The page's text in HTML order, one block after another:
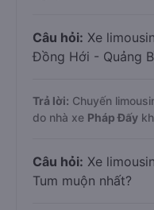
Câu hỏi: Xe
Đồng Hới - Quảng
Trả lời: Chuyến
do nhà xe Pháp Đấy
Câu hỏi: Xe
Tum muộn nhất?